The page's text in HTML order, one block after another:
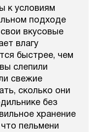
к условиям
подходе
вкусовые
влагу
быстрее, чем
слепили
свежие
сколько они
без
хранение
пельмени